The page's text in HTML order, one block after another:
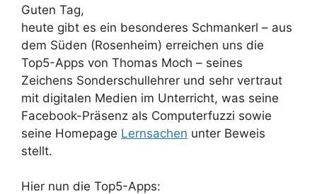
Guten Tag,
heute gibt es ein besonderes Schmankerl – aus
dem Süden (Rosenheim) erreichen uns die
Top5-Apps von Thomas Moch – seines
Zeichens Sonderschullehrer und sehr vertraut
mit digitalen Medien im Unterricht, was seine
Facebook-Präsenz als Computerfuzzi sowie
seine Homepage Lernsachen unter Beweis
stellt.
Hier nun die Top5-Apps: